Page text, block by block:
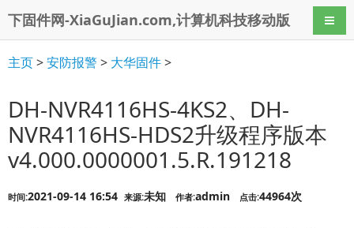
下固件网-XiaGuJian.com,计算机科技移动版 导航
主页>安防报警> 大华固件>
DH-NVR4116HS-4KS2、DH-
NVR4116HS-HDS2升级程序版本
v4.000.0000001.5.R.191218
时间:2021-09-14 16:54 来源:未知 作者:admin 点击:44964次